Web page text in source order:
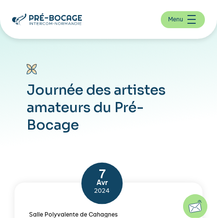
Menu
Journée des artistes
amateurs du Pré-
Bocage
7
Avr
2024
Salle Polyvalente de Cahagnes